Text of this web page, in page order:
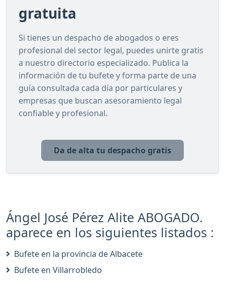
gratuita
Si tienes un despacho de abogados o eres
profesional del sector legal, puedes unirte gratis
a nuestro directorio especializado. Publica la
información de tu bufete y forma parte de una
guía consultada cada día por particulares y
empresas que buscan asesoramiento legal
confiable y profesional.
Da de alta tu despacho gratis
Ángel José Pérez Alite ABOGADO.
aparece en los siguientes listados :
Bufete en la provincia de Albacete
Bufete en Villarrobledo